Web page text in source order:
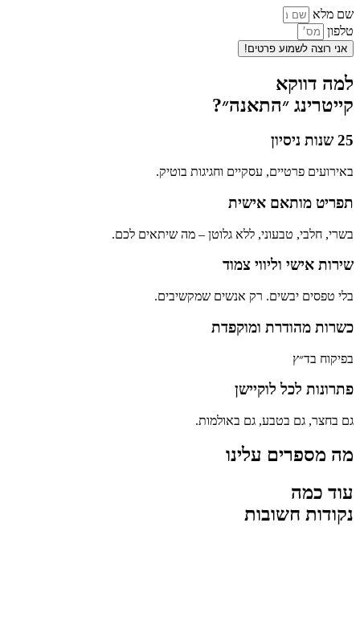
שם מלא
טלפון
אני רוצה לשמוע פרטים!
למה דווקא
קייטרינג ״התאנה״?
25 שנות ניסיון
באירועים פרטיים, עסקיים וחגיגות בוטיק.
תפריט מותאם אישית
בשרי, חלבי, טבעוני, ללא גלוטן – מה שיתאים לכם.
שירות אישי וליווי צמוד
בלי טפסים יבשים. רק אנשים שמקשיבים.
כשרות מהודרת ומוקפדת
בפיקוח בד״ץ
פתרונות לכל לוקיישן
גם בחצר, גם בטבע, גם באולמות.
מה מספרים עלינו
עוד כמה
נקודות חשובות